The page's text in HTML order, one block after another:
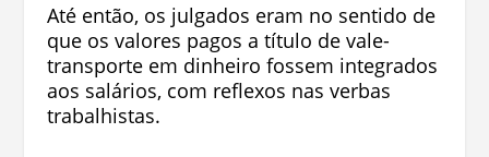
Até então, os julgados eram no sentido de
que os valores pagos a título de vale-
transporte em dinheiro fossem integrados
aos salários, com reflexos nas verbas
trabalhistas.